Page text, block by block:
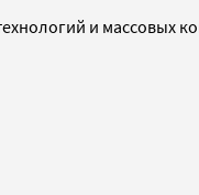
и массовых